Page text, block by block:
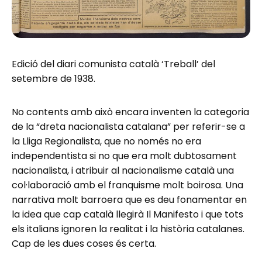
Edició del diari comunista català ‘Treball’ del
setembre de 1938.
No contents amb això encara inventen la categoria
de la “dreta nacionalista catalana” per referir-se a
la Lliga Regionalista, que no només no era
independentista si no que era molt dubtosament
nacionalista, i atribuir al nacionalisme català una
col·laboració amb el franquisme molt boirosa. Una
narrativa molt barroera que es deu fonamentar en
la idea que cap català llegirà Il Manifesto i que tots
els italians ignoren la realitat i la història catalanes.
Cap de les dues coses és certa.